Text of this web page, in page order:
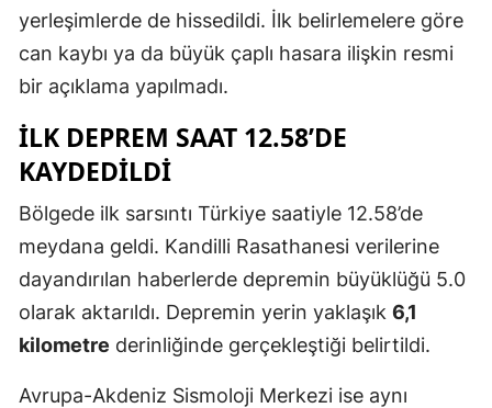
yerleşimlerde de hissedildi. İlk belirlemelere göre
can kaybı ya da büyük çaplı hasara ilişkin resmi
bir açıklama yapılmadı.
İLK DEPREM SAAT 12.58’DE
KAYDEDILDI
Bölgede ilk sarsıntı Türkiye saatiyle 12.58’de
meydana geldi. Kandilli Rasathanesi verilerine
dayandırılan haberlerde depremin büyüklüğü 5.0
olarak aktarıldı. Depremin yerin yaklaşık 6,1
kilometre derinliğinde gerçekleştiği belirtildi.
Avrupa-Akdeniz Sismoloji Merkezi ise aynı